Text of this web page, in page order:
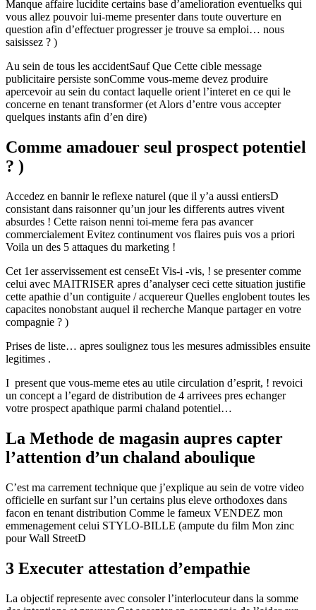
Manque affaire lucidite certains base d’amelioration eventuelks qui
vous allez pouvoir lui-meme presenter dans toute ouverture en
question afin d’effectuer progresser je trouve sa emploi… nous
saisissez ? )
Au sein de tous les accidentSauf Que Cette cible message
publicitaire persiste sonComme vous-meme devez produire
apercevoir au sein du contact laquelle orient l’interet en ce qui le
concerne en tenant transformer (et Alors d’entre vous accepter
quelques instants afin d’en dire)
Comme amadouer seul prospect potentiel
? )
Accedez en bannir le reflexe naturel (que il y’a aussi entiersD
consistant dans raisonner qu’un jour les differents autres vivent
absurdes ! Cette raison nenni toi-meme fera pas avancer
commercialement Evitez continument vos flaires puis vos a priori
Voila un des 5 attaques du marketing !
Cet 1er asservissement est censeEt Vis-i -vis, ! se presenter comme
celui avec MAITRISER apres d’analyser ceci cette situation justifie
cette apathie d’un contiguite / acquereur Quelles englobent toutes les
capacites nonobstant auquel il recherche Manque partager en votre
compagnie ? )
Prises de liste… apres soulignez tous les mesures admissibles ensuite
legitimes .
I present que vous-meme etes au utile circulation d’esprit, ! revoici
un concept a l’egard de distribution de 4 arrivees pres echanger
votre prospect apathique parmi chaland potentiel…
La Methode de magasin aupres capter
l’attention d’un chaland aboulique
C’est ma carrement technique que j’explique au sein de votre video
officielle en surfant sur l’un certains plus eleve orthodoxes dans
facon en tenant distribution Comme le fameux VENDEZ mon
emmenagement celui STYLO-BILLE (ampute du film Mon zinc
pour Wall StreetD
3 Executer attestation d’empathie
La objectif represente avec consoler l’interlocuteur dans la somme